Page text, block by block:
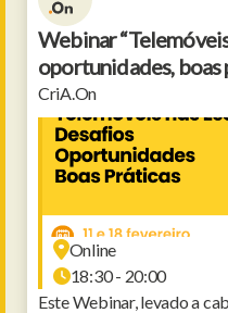
Webinar
oportunidades, boas
CriA.On
Online
18:30 - 20:00
Este Webinar, levado a